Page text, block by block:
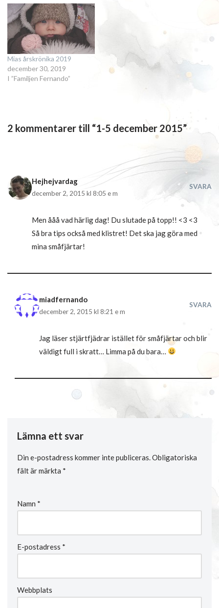
räknas liksom inte. Och
sommaren är ju sommarlov.
När Wollmar föddes hade jag
redan…
Mias årskrönika 2019
december 30, 2019
I ”Familjen Fernando”
2 kommentarer till “1-5 december 2015”
Hejhejvardag
december 2, 2015 kl 8:05 e m
SVARA
Men ååå vad härlig dag! Du slutade på topp!! <3 <3
Så bra tips också med klistret! Det ska jag göra med
mina småfjärtar!
miadfernando
december 2, 2015 kl 8:21 e m
SVARA
Jag läser stjärtfjädrar istället för småfjärtar och blir
väldigt full i skratt… Limma på du bara…
Lämna ett svar
Din e-postadress kommer inte publiceras.Obligatoriska
fält är märkta *
Namn *
E-postadress *
Webbplats